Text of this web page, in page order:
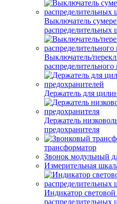
Выключатель
распределительных
Выключатель/
распределительного
Держатель для
Держатель
предохранителя
трансформатор
Звонок модульный
Измерительная
Индикатор
распределительных